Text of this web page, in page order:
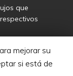
que
por los
mejorar su
si está de